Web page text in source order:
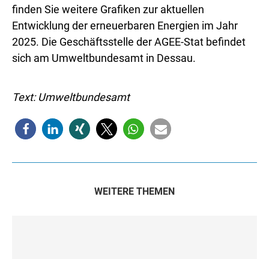
finden Sie weitere Grafiken zur aktuellen
Entwicklung der erneuerbaren Energien im Jahr
2025. Die Geschäftsstelle der AGEE-Stat befindet
sich am Umweltbundesamt in Dessau.
Text: Umweltbundesamt
WEITERE THEMEN